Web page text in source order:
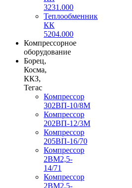
3231.000
Теплообменник
КК
5204.000
Компрессорное
оборудование
Борец,
Косма,
ККЗ,
Тегас
Компрессор
302ВП-10/8М
Компрессор
202ВП-12/3М
Компрессор
205ВП-16/70
Компрессор
2ВМ2,5-
14/71
Компрессор
2ВМ2,5-